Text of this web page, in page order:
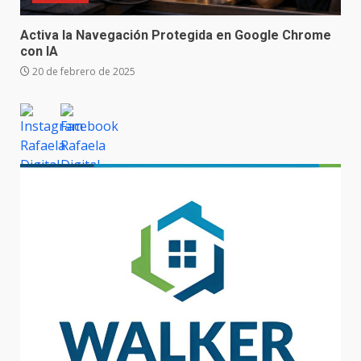
Activa la Navegación Protegida en Google Chrome
con IA
20 de febrero de 2025